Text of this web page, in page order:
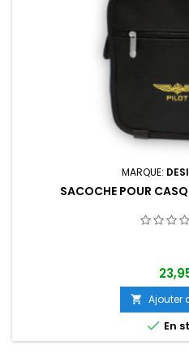
MARQUE:
SACOCHE POUR
 Ajouter
 En